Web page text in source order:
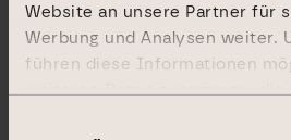
Website an unsere Partner für
Werbung und Analysen weiter.
führen diese Informationen
weiteren Daten zusammen, die
13.07.2017 Die DGAP
umfassen gesetzliche
Corporate News/